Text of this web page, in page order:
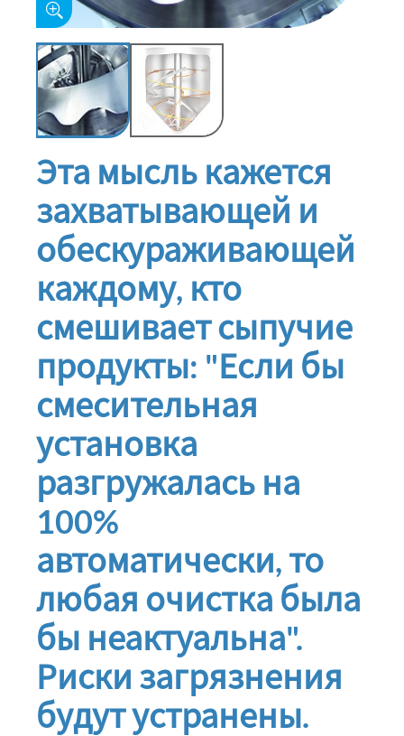
Эта мысль кажется
захватывающей и
обескураживающей
каждому, кто
смешивает сыпучие
продукты: "Если бы
смесительная
установка
разгружалась на
100%
автоматически, то
любая очистка была
бы неактуальна".
Риски загрязнения
будут устранены.